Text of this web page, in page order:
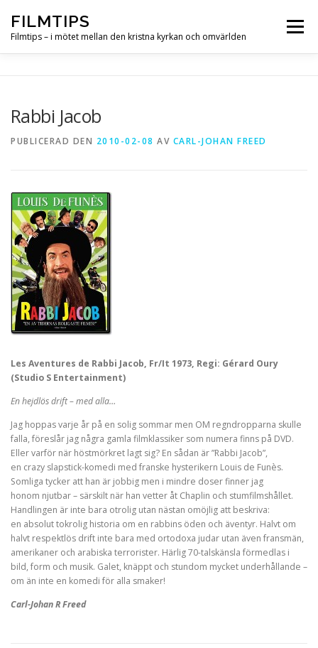
innehåll
FILMTIPS
Filmtips – i mötet mellan den kristna kyrkan och omvärlden
Meny
Rabbi Jacob
PUBLICERAD DEN 2010-02-08 AV CARL-JOHAN FREED
Les Aventures de Rabbi Jacob, Fr/It 1973, Regi: Gérard Oury
(Studio S Entertainment)
En hejdlös drift – med alla…
Jag hoppas varje år på en solig sommar men OM regndropparna skulle
falla, föreslår jag några gamla filmklassiker som numera finns på DVD.
Eller varför när höstmörkret lagt sig? En sådan är ”Rabbi Jacob”,
en crazy slapstick-komedi med franske hysterikern Louis de Funès.
Somliga tycker att han är jobbig men i mindre doser finner jag
honom njutbar – särskilt när han vetter åt Chaplin och stumfilmshållet.
Handlingen är inte bara otrolig utan nästan omöjlig att beskriva:
en absolut tokrolig historia om en rabbins öden och äventyr. Halvt om
halvt respektlös drift inte bara med ortodoxa judar utan även fransmän,
amerikaner och arabiska terrorister. Härlig 70-talskänsla förmedlas i
bild, form och musik. Galet, knäppt och stundom mycket underhållande –
om än inte en komedi för alla smaker!
Carl-Johan R Freed